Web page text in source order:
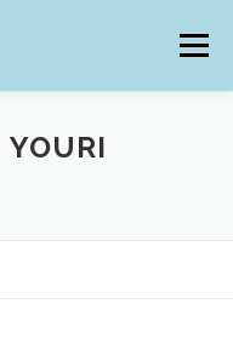
Menu
YOURI